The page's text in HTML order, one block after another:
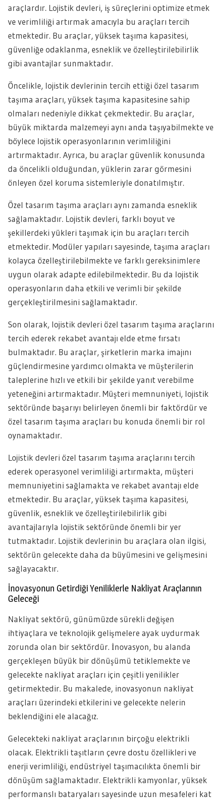
araçlardır. Lojistik devleri, iş süreçlerini optimize etmek
ve verimliliği artırmak amacıyla bu araçları tercih
etmektedir. Bu araçlar, yüksek taşıma kapasitesi,
güvenliğe odaklanma, esneklik ve özelleştirilebilirlik
gibi avantajlar sunmaktadır.
Öncelikle, lojistik devlerinin tercih ettiği özel tasarım
taşıma araçları, yüksek taşıma kapasitesine sahip
olmaları nedeniyle dikkat çekmektedir. Bu araçlar,
büyük miktarda malzemeyi aynı anda taşıyabilmekte ve
böylece lojistik operasyonlarının verimliliğini
artırmaktadır. Ayrıca, bu araçlar güvenlik konusunda
da öncelikli olduğundan, yüklerin zarar görmesini
önleyen özel koruma sistemleriyle donatılmıştır.
Özel tasarım taşıma araçları aynı zamanda esneklik
sağlamaktadır. Lojistik devleri, farklı boyut ve
şekillerdeki yükleri taşımak için bu araçları tercih
etmektedir. Modüler yapıları sayesinde, taşıma araçları
kolayca özelleştirilebilmekte ve farklı gereksinimlere
uygun olarak adapte edilebilmektedir. Bu da lojistik
operasyonların daha etkili ve verimli bir şekilde
gerçekleştirilmesini sağlamaktadır.
Son olarak, lojistik devleri özel tasarım taşıma araçlarını
tercih ederek rekabet avantajı elde etme fırsatı
bulmaktadır. Bu araçlar, şirketlerin marka imajını
güçlendirmesine yardımcı olmakta ve müşterilerin
taleplerine hızlı ve etkili bir şekilde yanıt verebilme
yeteneğini artırmaktadır. Müşteri memnuniyeti, lojistik
sektöründe başarıyı belirleyen önemli bir faktördür ve
özel tasarım taşıma araçları bu konuda önemli bir rol
oynamaktadır.
Lojistik devleri özel tasarım taşıma araçlarını tercih
ederek operasyonel verimliliği artırmakta, müşteri
memnuniyetini sağlamakta ve rekabet avantajı elde
etmektedir. Bu araçlar, yüksek taşıma kapasitesi,
güvenlik, esneklik ve özelleştirilebilirlik gibi
avantajlarıyla lojistik sektöründe önemli bir yer
tutmaktadır. Lojistik devlerinin bu araçlara olan ilgisi,
sektörün gelecekte daha da büyümesini ve gelişmesini
sağlayacaktır.
İnovasyonun Getirdiği Yeniliklerle Nakliyat Araçlarının
Geleceği
Nakliyat sektörü, günümüzde sürekli değişen
ihtiyaçlara ve teknolojik gelişmelere ayak uydurmak
zorunda olan bir sektördür. İnovasyon, bu alanda
gerçekleşen büyük bir dönüşümü tetiklemekte ve
gelecekte nakliyat araçları için çeşitli yenilikler
getirmektedir. Bu makalede, inovasyonun nakliyat
araçları üzerindeki etkilerini ve gelecekte nelerin
beklendiğini ele alacağız.
Gelecekteki nakliyat araçlarının birçoğu elektrikli
olacak. Elektrikli taşıtların çevre dostu özellikleri ve
enerji verimliliği, endüstriyel taşımacılıkta önemli bir
dönüşüm sağlamaktadır. Elektrikli kamyonlar, yüksek
performanslı bataryaları sayesinde uzun mesafeleri kat